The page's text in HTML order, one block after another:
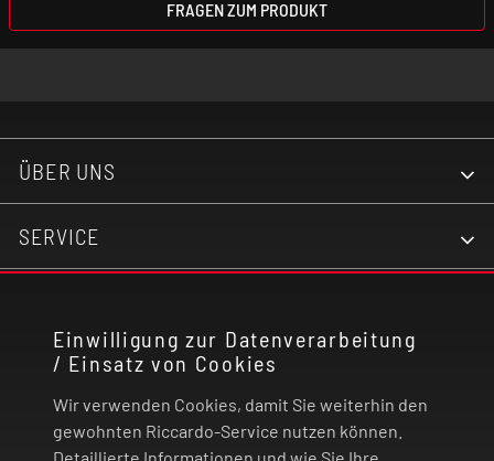
Einwilligung zur Datenverarbeitung
/ Einsatz von Cookies
Wir verwenden Cookies, damit Sie weiterhin den
gewohnten Riccardo-Service nutzen können.
FRAGEN ZUM PRODUKT
ÜBER UNS
SERVICE
RECHTLICHES
ZAHLUNG UND VERSAND